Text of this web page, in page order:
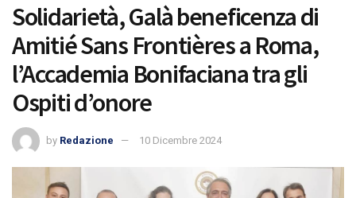
Solidarietà, Galà beneficenza di
Amitié Sans Frontières a Roma,
l’Accademia Bonifaciana tra gli
Ospiti d’onore
by Redazione 10 Dicembre 2024